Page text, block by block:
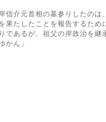
信介元首相の墓参りしたの
果たしたことを報告するた
であるが、祖父の岸政治を
かん」